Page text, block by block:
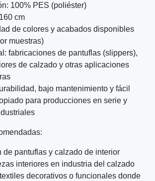
100% PES (poliéster)
cm
de colores y acabados disponibles
muestras)
fabricaciones de pantuflas (slippers),
de calzado y otras aplicaciones
bajo mantenimiento y fácil
para producciones en serie y
de pantuflas y calzado de interior
interiores en industria del calzado
decorativos o funcionales donde